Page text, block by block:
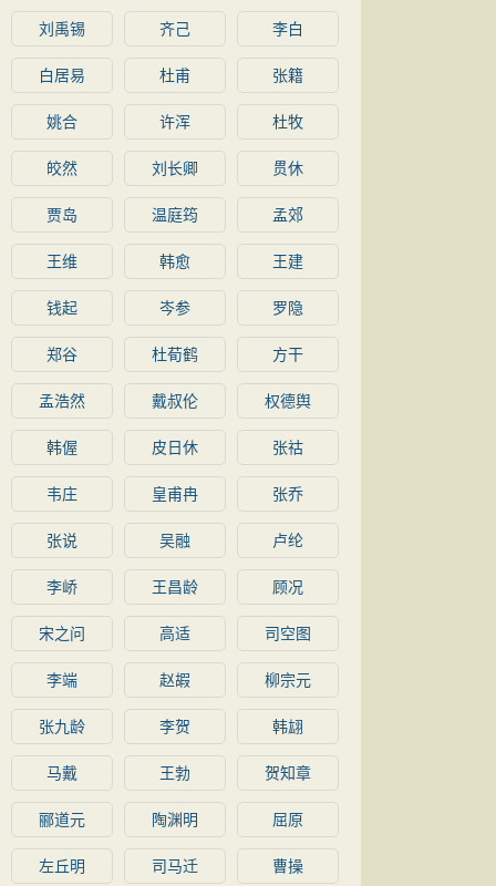
刘禹锡 齐己 李白
白居易 杜甫 张籍
姚合 许浑 杜牧
皎然 刘长卿 贯休
贾岛 温庭筠 孟郊
王维 韩愈 王建
钱起 岑参 罗隐
郑谷 杜荀鹤 方干
孟浩然 戴叔伦 权德舆
韩偓 皮日休 张祜
韦庄 皇甫冉 张乔
张说 吴融 卢纶
李峤 王昌龄 顾况
宋之问 高适 司空图
李端 赵嘏 柳宗元
张九龄 李贺 韩翃
马戴 王勃 贺知章
郦道元 陶渊明 屈原
左丘明 司马迁 曹操